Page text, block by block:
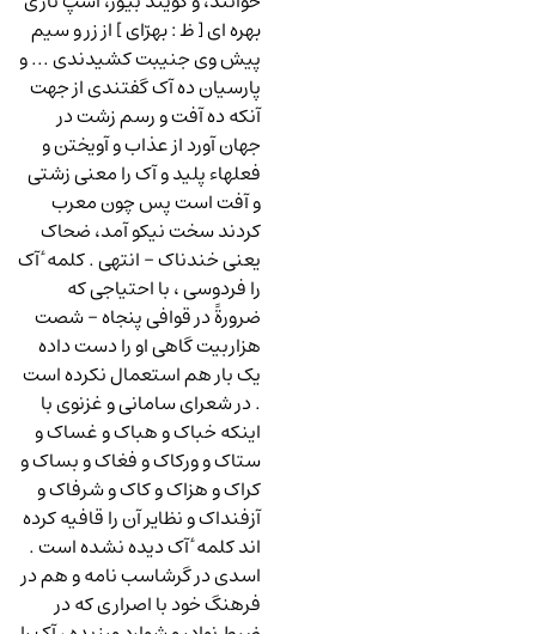
بهره ای [ ظ : بهرّای ] از زر و سیم
پیش وی جنیبت کشیدندی ... و
پارسیان ده آک گفتندی از جهت
آنکه ده آفت و رسم زشت در
جهان آورد از عذاب و آویختن و
فعلهاء پلید و آک را معنی زشتی
و آفت است پس چون معرب
کردند سخت نیکو آمد، ضحاک
یعنی خندناک - انتهی . کلمه ٔ آک
را فردوسی ، با احتیاجی که
ضرورةً در قوافی پنجاه - شصت
هزاربیت گاهی او را دست داده
یک بار هم استعمال نکرده است
. در شعرای سامانی و غزنوی با
اینکه خباک و هباک و غساک و
ستاک و ورکاک و فغاک و بساک و
کراک و هزاک و کاک و شرفاک و
آزفنداک و نظایر آن را قافیه کرده
اند کلمه ٔ آک دیده نشده است .
اسدی در گرشاسب نامه و هم در
فرهنگ خود با اصراری که در